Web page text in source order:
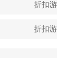
折扣
折扣